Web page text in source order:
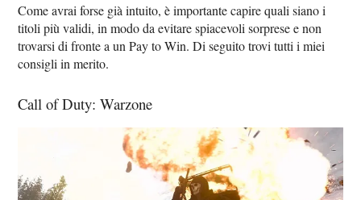
Come avrai forse già intuito, è importante capire quali siano i
titoli più validi, in modo da evitare spiacevoli sorprese e non
trovarsi di fronte a un Pay to Win. Di seguito trovi tutti i miei
consigli in merito.
Call of Duty: Warzone